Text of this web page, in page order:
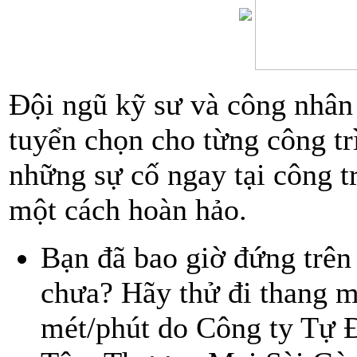
KHÁCH SẠN ỐC ĐẢO
ILA Việt Nam
Kem Bạnh Đằng
Khách Sạn Kim Linh
Khách sạn nhật hạ
Trường Cao Đẳng Công
Nghiệp 4
Chung cu cao cấp 41 Bis
Chung cu cao cấp Cửu Long
Khách sạn Hồng Ngọc
Đội ngũ kỹ sư và công
tuyển chọn cho từng công
những sự cố ngay tại công
một cách hoàn hảo.
Bạn đã bao giờ đứng
chưa? Hãy thử đi thang
mét/phút do Công ty Tự